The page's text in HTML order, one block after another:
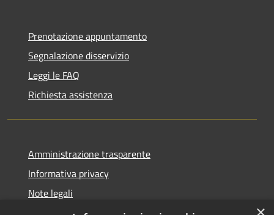
Prenotazione appuntamento
Segnalazione disservizio
Leggi le FAQ
Richiesta assistenza
Amministrazione trasparente
Informativa privacy
Note legali